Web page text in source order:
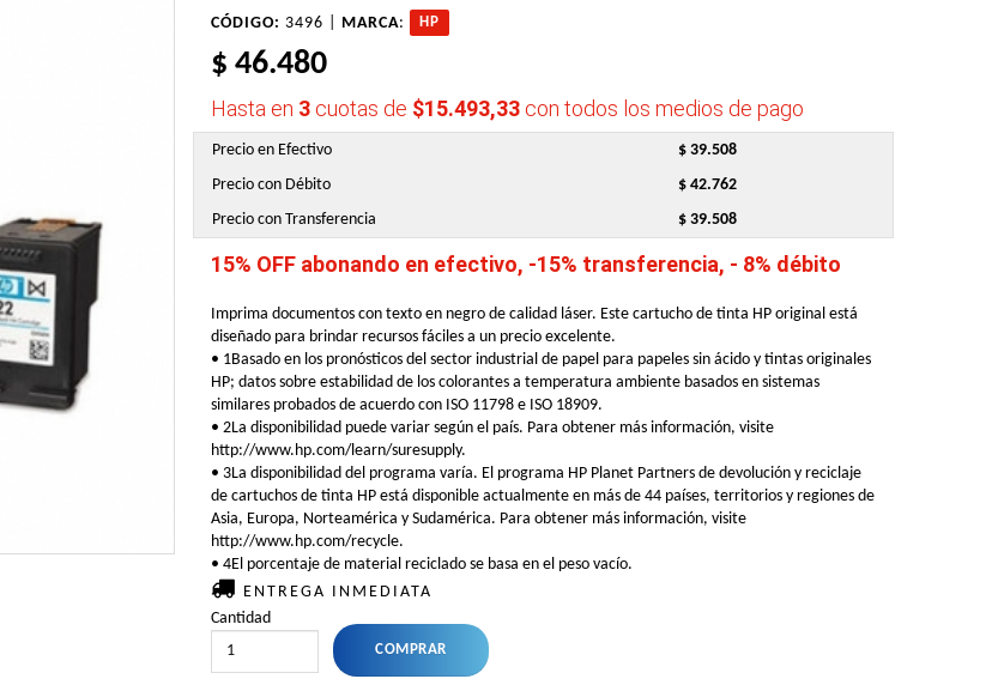
CÓDIGO: 3496 | MARCA: HP
$ 46.480
Hasta en 3 cuotas de $15.493,33 con todos los medios de pago
Precio en Efectivo
$ 39.508
Precio con Débito
$ 42.762
Precio con Transferencia
$ 39.508
15% OFF abonando en efectivo, -15% transferencia, - 8% débito
Imprima documentos con texto en negro de calidad láser. Este cartucho de tinta HP original está
diseñado para brindar recursos fáciles a un precio excelente.
• 1Basado en los pronósticos del sector industrial de papel para papeles sin ácido y tintas originales
HP; datos sobre estabilidad de los colorantes a temperatura ambiente basados en sistemas
similares probados de acuerdo con ISO 11798 e ISO 18909.
• 2La disponibilidad puede variar según el país. Para obtener más información, visite
http://www.hp.com/learn/suresupply.
• 3La disponibilidad del programa varía. El programa HP Planet Partners de devolución y reciclaje
de cartuchos de tinta HP está disponible actualmente en más de 44 países, territorios y regiones de
Asia, Europa, Norteamérica y Sudamérica. Para obtener más información, visite
http://www.hp.com/recycle.
• 4El porcentaje de material reciclado se basa en el peso vacío.
ENTREGA INMEDIATA
Cantidad